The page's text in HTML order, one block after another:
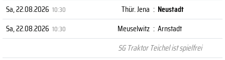
Sa, 22.08.2026 10:30 Thür. Jena : Neustadt
Sa, 22.08.2026 10:30 Meuselwitz : Arnstadt
SG Traktor Teichel ist spielfrei